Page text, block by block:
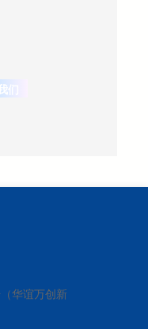
华谊万创新